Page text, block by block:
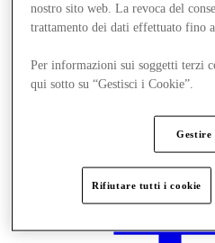
nostro sito web. La revoca del
trattamento dei dati effettuato fino
Per informazioni sui soggetti terzi
qui sotto su “Gestisci i Cookie”.
Gestire
Rifiutare tutti i cookie